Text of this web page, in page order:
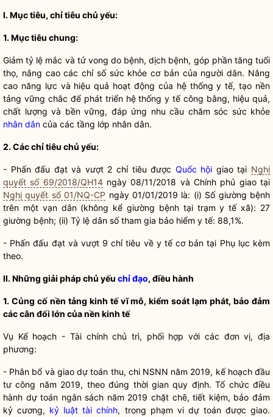
I. Mục tiêu, chỉ tiêu chủ yếu:
1. Mục tiêu chung:
Giảm tỷ lệ mắc và tử vong do bệnh, dịch bệnh, góp phần tăng tuổi
thọ, nâng cao các chỉ số sức khỏe cơ bản của người dân. Nâng
cao năng lực và hiệu quả hoạt động của hệ thống y tế, tạo nền
tảng vững chắc để phát triển hệ thống y tế công bằng, hiệu quả,
chất lượng và bền vững, đáp ứng nhu cầu chăm sóc sức khỏe
nhân dân của các tầng lớp nhân dân.
2. Các chỉ tiêu chủ yếu:
- Phấn đấu đạt và vượt 2 chỉ tiêu được Quốc hội giao tại Nghị
quyết số 69/2018/QH14ngày 08/11/2018 và Chính phủ giao tại
Nghị quyết số 01/NQ-CP ngày 01/01/2019 là: (i) Số giường bệnh
trên một vạn dân (không kể giường bệnh tại trạm y tế xã): 27
giường bệnh; (ii) Tỷ lệ dân số tham gia bảo hiểm y tế: 88,1%.
- Phấn đấu đạt và vượt 9 chỉ tiêu về y tế cơ bản tại Phụ lục kèm
theo.
II. Những giải pháp chủ yếu chỉ đạo, điều hành
1. Củng cố nền tảng kinh tế vĩ mô, kiểm soát lạm phát, bảo đảm
các cân đối lớn của nền kinh tế
Vụ Kế hoạch - Tài chính chủ trì, phối hợp với các đơn vị, địa
phương:
- Phân bổ và giao dự toán thu, chi NSNN năm 2019, kế hoạch đầu
tư công năm 2019, theo đúng thời gian quy định. Tổ chức điều
hành dự toán ngân sách năm 2019 chặt chẽ, tiết kiệm, bảo đảm
kỷ cương, kỷ luật tài chính, trong phạm vi dự toán được giao.